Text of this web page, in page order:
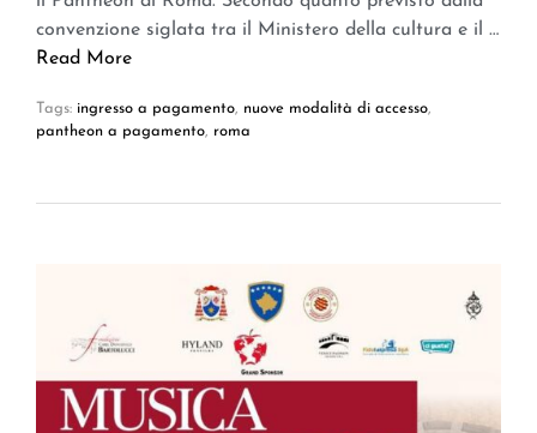
convenzione siglata tra il Ministero della cultura e il …
Read More
Tags: ingresso a pagamento, nuove modalità di accesso,
pantheon a pagamento, roma